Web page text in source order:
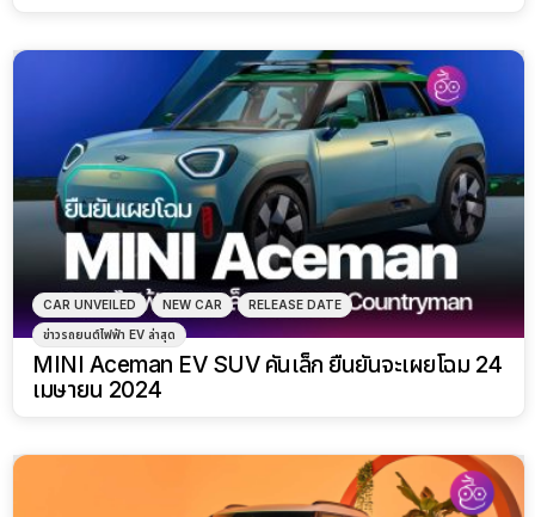
CAR UNVEILED NEW CAR RELEASE DATE
ข่าวรถยนต์ไฟฟ้า EV ล่าสุด
MINI Aceman EV SUV คันเล็ก ยืนยันจะเผยโฉม 24
เมษายน 2024